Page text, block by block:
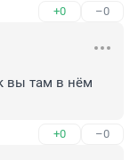
+0 –0
вы там в нём
+0 –0